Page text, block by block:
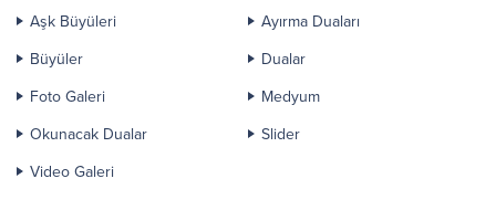
Aşk Büyüleri
Ayırma Duaları
Büyüler
Dualar
Foto Galeri
Medyum
Okunacak Dualar
Slider
Video Galeri